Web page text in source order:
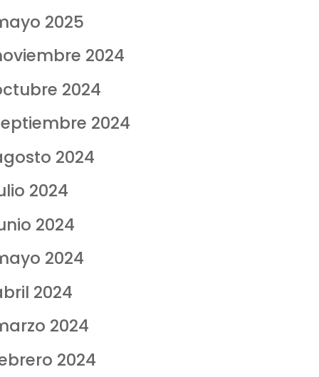
2025
2024
2024
2024
2024
2024
2024
2024
2024
2024
2024